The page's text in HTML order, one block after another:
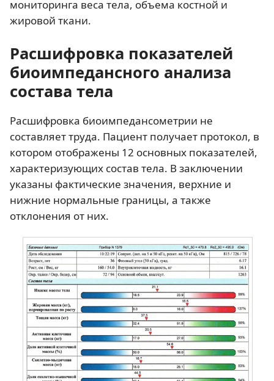
мониторинга веса тела, объема костной и
жировой ткани.
Расшифровка показателей
биоимпедансного анализа
состава тела
Расшифровка биоимпедансометрии не
составляет труда. Пациент получает протокол, в
котором отображены 12 основных показателей,
характеризующих состав тела. В заключении
указаны фактические значения, верхние и
нижние нормальные границы, а также
отклонения от них.